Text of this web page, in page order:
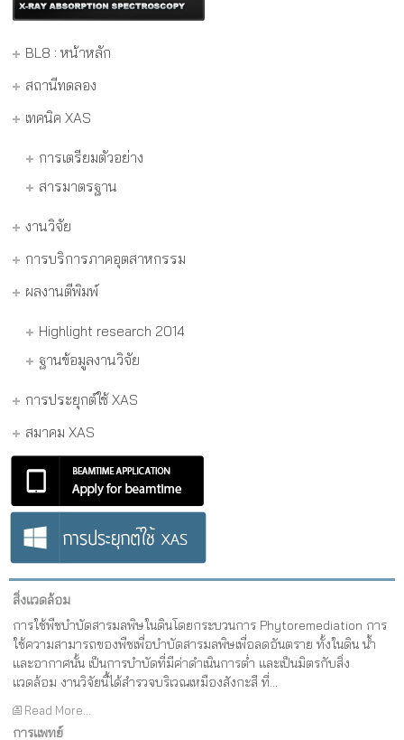
BL8 : หน้าหลัก
สถานีทดลอง
เทคนิค XAS
การเตรียมตัวอย่าง
สารมาตรฐาน
งานวิจัย
การบริการภาคอุตสาหกรรม
ผลงานตีพิมพ์
Highlight research 2014
ฐานข้อมูลงานวิจัย
การประยุกต์ใช้ XAS
สมาคม XAS
สิ่งแวดล้อม
การใช้พืชบำบัดสารมลพิษในดินโดยกระบวนการ Phytoremediation การ
ใช้ความสามารถของพืชเพื่อบำบัดสารมลพิษเพื่อลดอันตราย ทั้งในดิน น้ำ
และอากาศนั้น เป็นการบำบัดที่มีค่าดำเนินการต่ำ และเป็นมิตรกับสิ่ง
แวดล้อม งานวิจัยนี้ได้สำรวจบริเวณเหมืองสังกะสี ที่...
Read More...
การแพทย์